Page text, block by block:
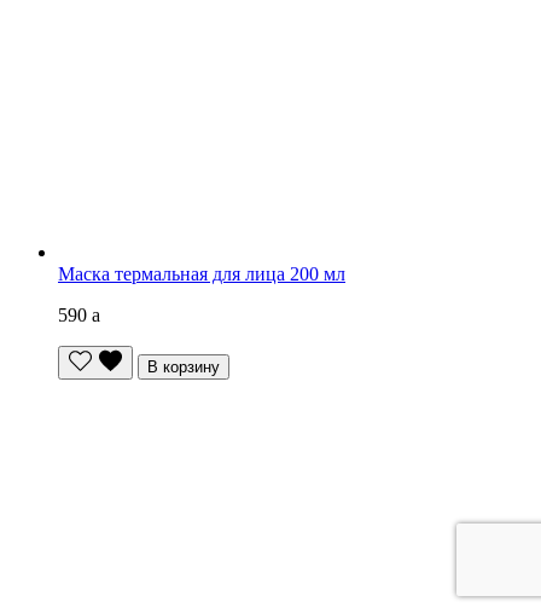
Маска термальная для лица 200 мл
590 a
В корзину